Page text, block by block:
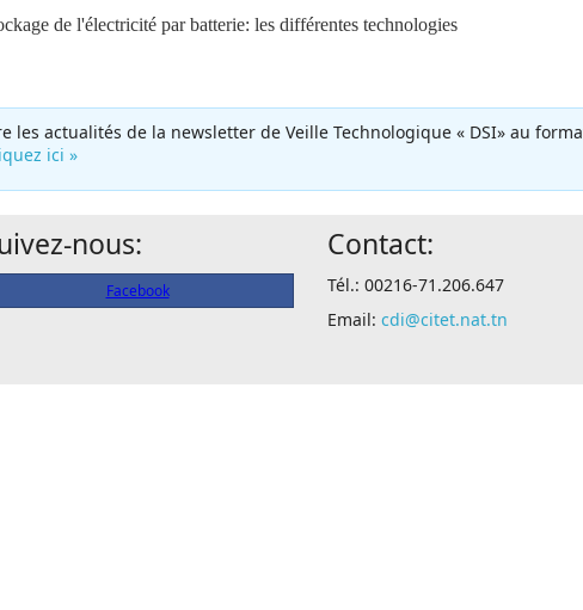
de l'électricité par batterie: les différentes technologies
les actualités de la newsletter de Veille Technologique « DSI» au
ici »
nous:
Facebook
Contact:
Tél.: 00216-71.206.647
Email: cdi@citet.nat.tn